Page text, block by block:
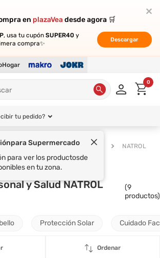
en plazaVeadesde agora 🛒
, usa tu cupón SUPER40 y
compra✨
Descargar
en plazaVeadesde agora 🛒
, usa tu cupón SUPER40 y
compra✨
Descargar
0
tu pedido?
para Supermercado
para ver los productosde
en tu zona.
Cuidado Personal y Salud NATROL
y Salud NATROL
(9
productos)
Protección Solar Cuidado
Ordenar